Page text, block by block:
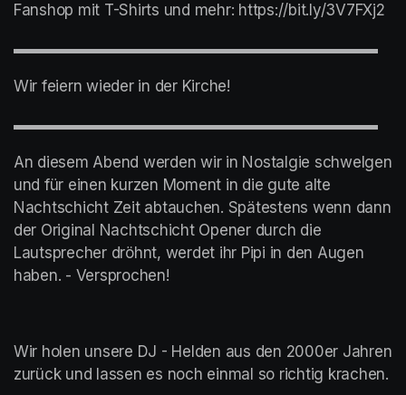
Fanshop mit T-Shirts und mehr: https://bit.ly/3V7FXj2
▬▬▬▬▬▬▬▬▬▬▬▬▬▬▬▬▬▬▬▬▬▬▬▬
Wir feiern wieder in der Kirche!
▬▬▬▬▬▬▬▬▬▬▬▬▬▬▬▬▬▬▬▬▬▬▬▬
An diesem Abend werden wir in Nostalgie schwelgen
und für einen kurzen Moment in die gute alte
Nachtschicht Zeit abtauchen. Spätestens wenn dann
der Original Nachtschicht Opener durch die
Lautsprecher dröhnt, werdet ihr Pipi in den Augen
haben. - Versprochen!
Wir holen unsere DJ - Helden aus den 2000er Jahren
zurück und lassen es noch einmal so richtig krachen.